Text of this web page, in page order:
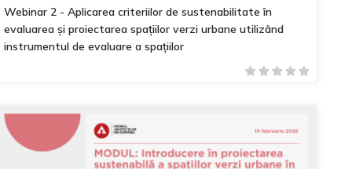
Webinar 2 - Aplicarea criteriilor de sustenabilitate în
evaluarea și proiectarea spațiilor verzi urbane utilizând
instrumentul de evaluare a spațiilor